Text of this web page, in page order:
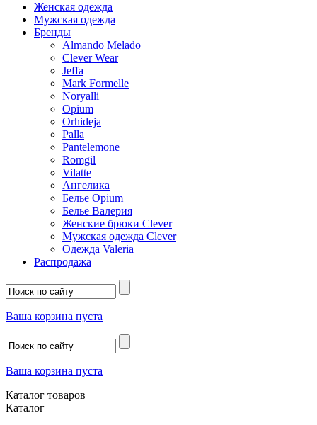
Женская одежда
Мужская одежда
Бренды
Almando Melado
Clever Wear
Jeffa
Mark Formelle
Noryalli
Opium
Orhideja
Palla
Pantelemone
Romgil
Vilatte
Ангелика
Белье Opium
Белье Валерия
Женские брюки Clever
Мужская одежда Clever
Одежда Valeria
Распродажа
Ваша корзина пуста
Ваша корзина пуста
Каталог товаров
Каталог